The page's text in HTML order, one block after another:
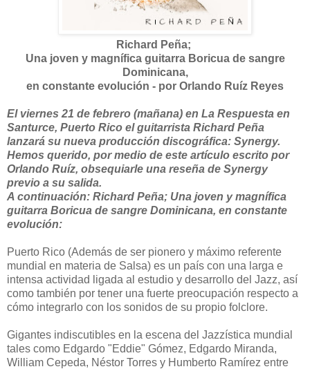
Richard Peña;
Una joven y magnífica guitarra Boricua de sangre
Dominicana,
en constante evolución - por Orlando Ruíz Reyes
El viernes 21 de febrero (mañana) en La Respuesta en
Santurce, Puerto Rico el guitarrista Richard Peña
lanzará su nueva producción discográfica: Synergy.
Hemos querido, por medio de este artículo escrito por
Orlando Ruíz, obsequiarle una reseña de Synergy
previo a su salida.
A continuación: Richard Peña; Una joven y magnífica
guitarra Boricua de sangre Dominicana, en constante
evolución:
Puerto Rico (Además de ser pionero y máximo referente
mundial en materia de Salsa) es un país con una larga e
intensa actividad ligada al estudio y desarrollo del Jazz, así
como también por tener una fuerte preocupación respecto a
cómo integrarlo con los sonidos de su propio folclore.
Gigantes indiscutibles en la escena del Jazzística mundial
tales como Edgardo "Eddie" Gómez, Edgardo Miranda,
William Cepeda, Néstor Torres y Humberto Ramírez entre